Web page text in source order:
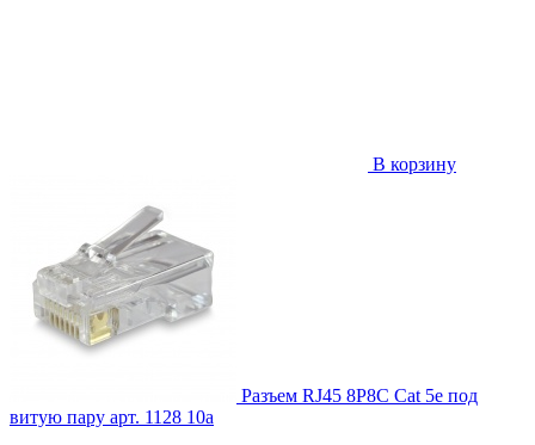
В корзину
Разъем RJ45 8P8C Cat 5e под
витую пару арт. 1128 10a